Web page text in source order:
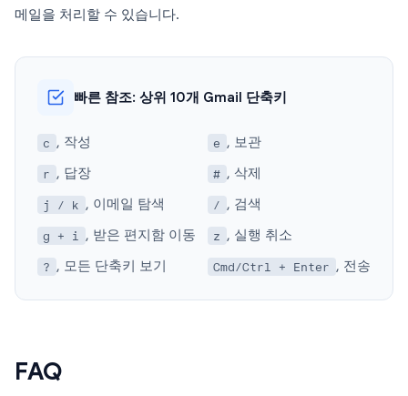
메일을 처리할 수 있습니다.
빠른 참조: 상위 10개 Gmail 단축키
c , 작성 e , 보관
r , 답장 # , 삭제
j / k , 이메일 탐색 / , 검색
g + i , 받은 편지함 이동 z , 실행 취소
? , 모든 단축키 보기 Cmd/Ctrl + Enter , 전송
FAQ